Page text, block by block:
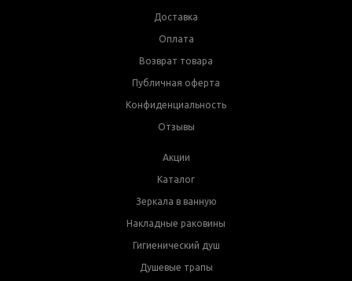
Доставка
Оплата
Возврат товара
Публичная оферта
Конфиденциальность
Отзывы
Акции
Каталог
Зеркала в ванную
Накладные раковины
Гигиенический душ
Душевые трапы